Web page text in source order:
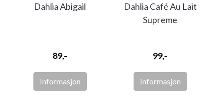
Dahlia Abigail
89,-
Informasjon
Dahlia Café Au Lait
Supreme
99,-
Informasjon